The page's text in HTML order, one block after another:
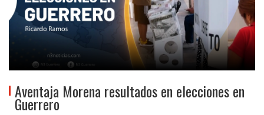
Aventaja Morena resultados en elecciones en
Guerrero